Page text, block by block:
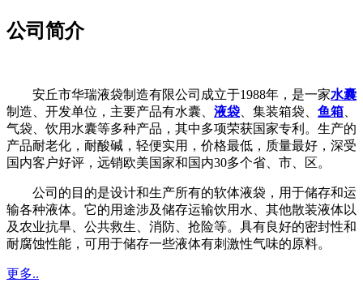
公司简介
安丘市华瑞液袋制造有限公司成立于1988年，是一家水囊
制造、开发单位，主要产品有水囊、 液袋、集装箱袋、 鱼箱、
气袋、饮用水囊等多种产品，其中多项荣获国家专利。生产的
产品耐老化，耐酸碱，轻便实用，价格最低，质量最好，深受
国内客户好评，远销欧美国家和国内30多个省、市、区。
公司的目的是设计和生产所有的软体液袋，用于储存和运
输各种液体。它的用途涉及储存运输饮用水、其他散装液体以
及农业抗旱、公共救生、消防、抢险等。具有良好的密封性和
耐腐蚀性能，可用于储存一些液体有刺激性气味的原料。
更多..